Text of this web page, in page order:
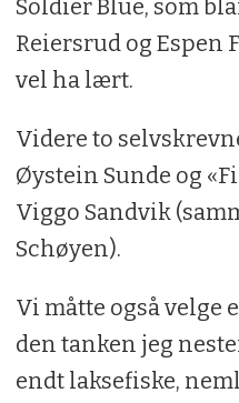
Soldier Blue, som
Reiersrud og Espen
vel ha lært.
Videre to
Øystein Sunde og
Viggo Sandvik
Schøyen).
Vi måtte også velge
den tanken jeg
endt laksefiske,